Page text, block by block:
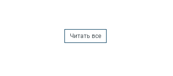
Читать все